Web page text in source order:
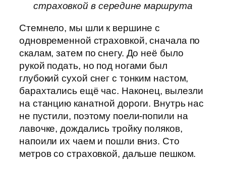
страховкой в середине маршрута
Стемнело, мы шли к вершине с
одновременной страховкой, сначала по
скалам, затем по снегу. До неё было
рукой подать, но под ногами был
глубокий сухой снег с тонким настом,
барахтались ещё час. Наконец, вылезли
на станцию канатной дороги. Внутрь нас
не пустили, поэтому поели-попили на
лавочке, дождались тройку поляков,
напоили их чаем и пошли вниз. Сто
метров со страховкой, дальше пешком.